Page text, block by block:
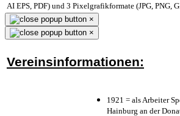
AI EPS, PDF) und 3 Pixelgrafikformate (JPG, PNG,
×
×
Vereinsinformationen:
1921 = als Arbeiter
Hainburg an der